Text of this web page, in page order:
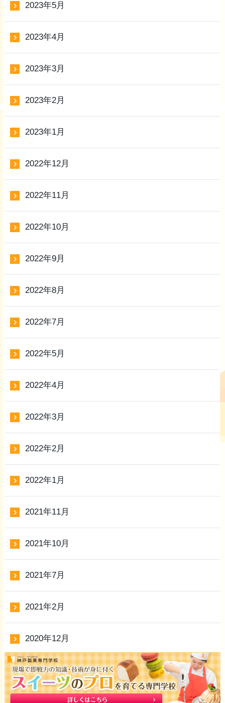
2023年5月
2023年4月
2023年3月
2023年2月
2023年1月
2022年12月
2022年11月
2022年10月
2022年9月
2022年8月
2022年7月
2022年5月
2022年4月
2022年3月
2022年2月
2022年1月
2021年11月
2021年10月
2021年7月
2021年2月
2020年12月
2020年9月